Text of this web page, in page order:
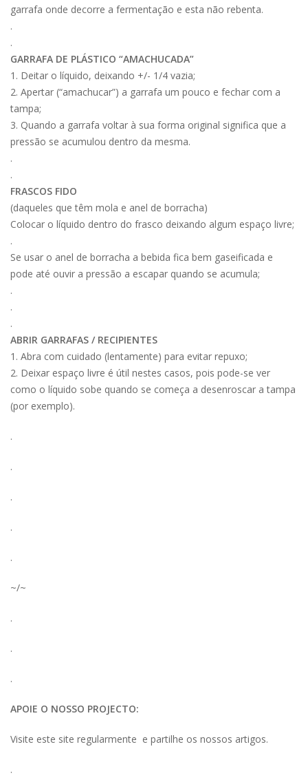
garrafa onde decorre a fermentação e esta não rebenta.
.
.
GARRAFA DE PLÁSTICO “AMACHUCADA”
1. Deitar o líquido, deixando +/- 1/4 vazia;
2. Apertar (“amachucar”) a garrafa um pouco e fechar com a
tampa;
3. Quando a garrafa voltar à sua forma original significa que a
pressão se acumulou dentro da mesma.
.
.
FRASCOS FIDO
(daqueles que têm mola e anel de borracha)
Colocar o líquido dentro do frasco deixando algum espaço livre;
.
Se usar o anel de borracha a bebida fica bem gaseificada e
pode até ouvir a pressão a escapar quando se acumula;
.
.
.
ABRIR GARRAFAS / RECIPIENTES
1. Abra com cuidado (lentamente) para evitar repuxo;
2. Deixar espaço livre é útil nestes casos, pois pode-se ver
como o líquido sobe quando se começa a desenroscar a tampa
(por exemplo).
.
.
.
.
.
~/~
.
.
.
APOIE O NOSSO PROJECTO:
Visite este site regularmente e partilhe os nossos artigos.
.